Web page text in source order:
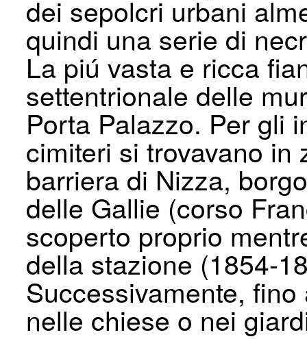
dei sepolcri urbani
quindi una serie di
La piú vasta e ricca
settentrionale delle
Porta Palazzo. Per gli
cimiteri si trovavano in
barriera di Nizza,
delle Gallie (corso
scoperto proprio
della stazione (1854-
Successivamente,
nelle chiese o nei